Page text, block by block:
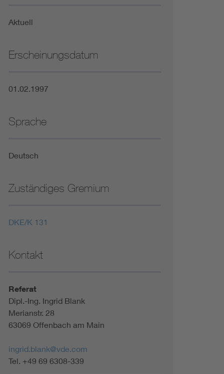
Aktuell
Erscheinungsdatum
01.02.1997
Sprache
Deutsch
Zuständiges Gremium
DKE/K 131
Kontakt
Referat
Dipl.-Ing. Ingrid Blank
Merianstr. 28
63069 Offenbach am Main
ingrid.blank@vde.com
Tel. +49 69 6308-339